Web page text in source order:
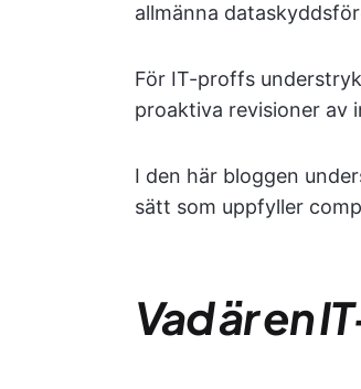
allmänna
För IT-proffs
proaktiva revisioner av
I den här bloggen
sätt som uppfyller
Vad är en